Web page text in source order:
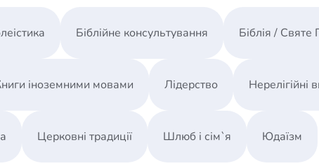
Біблійне консультування Біблія /
іноземними мовами Лідерство Нерелігійні
Церковні традиції Шлюб і сім`я Юдаїзм